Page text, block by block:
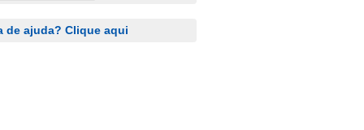
de ajuda? Clique aqui